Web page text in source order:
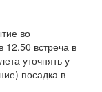
во
встреча в
уточнять у
посадка в